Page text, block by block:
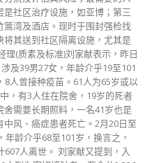
社区治疗设施，如亚博；第三
湾及酒店。现时于围封强检找
将其送到社区隔离设施，尤其是
理(质素及标准)刘家献表示，昨日
及39男27女，年龄介乎19至101
人曾接种疫苗。61人为65岁或以
，有3人住在院舍，19岁的死者
需要长期照料，一名41岁也是
风、癌症患者死亡。2月20日至
龄介乎68至101岁，换言之，
人离世。 刘家献又提到，入